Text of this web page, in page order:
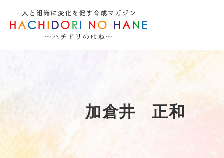
加倉井 正和